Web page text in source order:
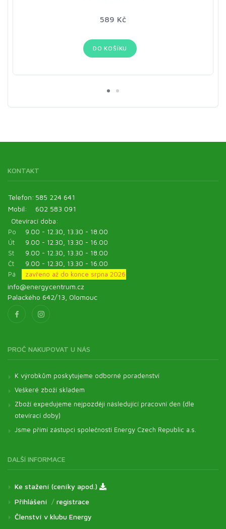
589 Kč
DO KOŠÍKU
KONTAKT
Telefon: 585 224 641
Mobil:
602 583 091
Otevírací doba:
Po
9.00 - 12.30, 13.30 - 18.00
Út
9.00 - 12.30, 13.30 - 16.00
St
9.00 - 12.30, 13.30 - 18.00
Čt
9.00 - 12.30, 13.30 - 16.00
Pá
zavřeno až do konce srpna 2026
info@energycentrum.cz
Palackého 642/13, Olomouc
PROČ NAKUPOVAT U NÁS
K výrobkům poskytujeme odborné poradenství
Veškeré zboží skladem
Zboží expedujeme nejpozději následující pracovní den (dle
otevírací doby)
Jsme přímí zástupci společnosti Energy Czech Republic a.s.
DALŠÍ INFORMACE
Ke stažení (ceníky apod.)
Přihlášení / registrace
Členství v klubu Energy